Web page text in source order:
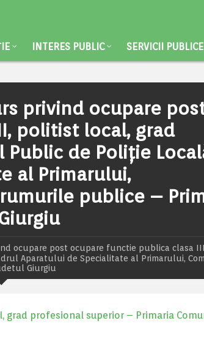
INTERES PUBLIC SERVICII PUBLICE
privind ocupare
politist local, grad
de Poliție
al Primarului,
publice –
ocupare post ocupare functie publica clasa
Aparatului de Specialitate al Primarului,
Giurgiu
profesional superior – Primaria